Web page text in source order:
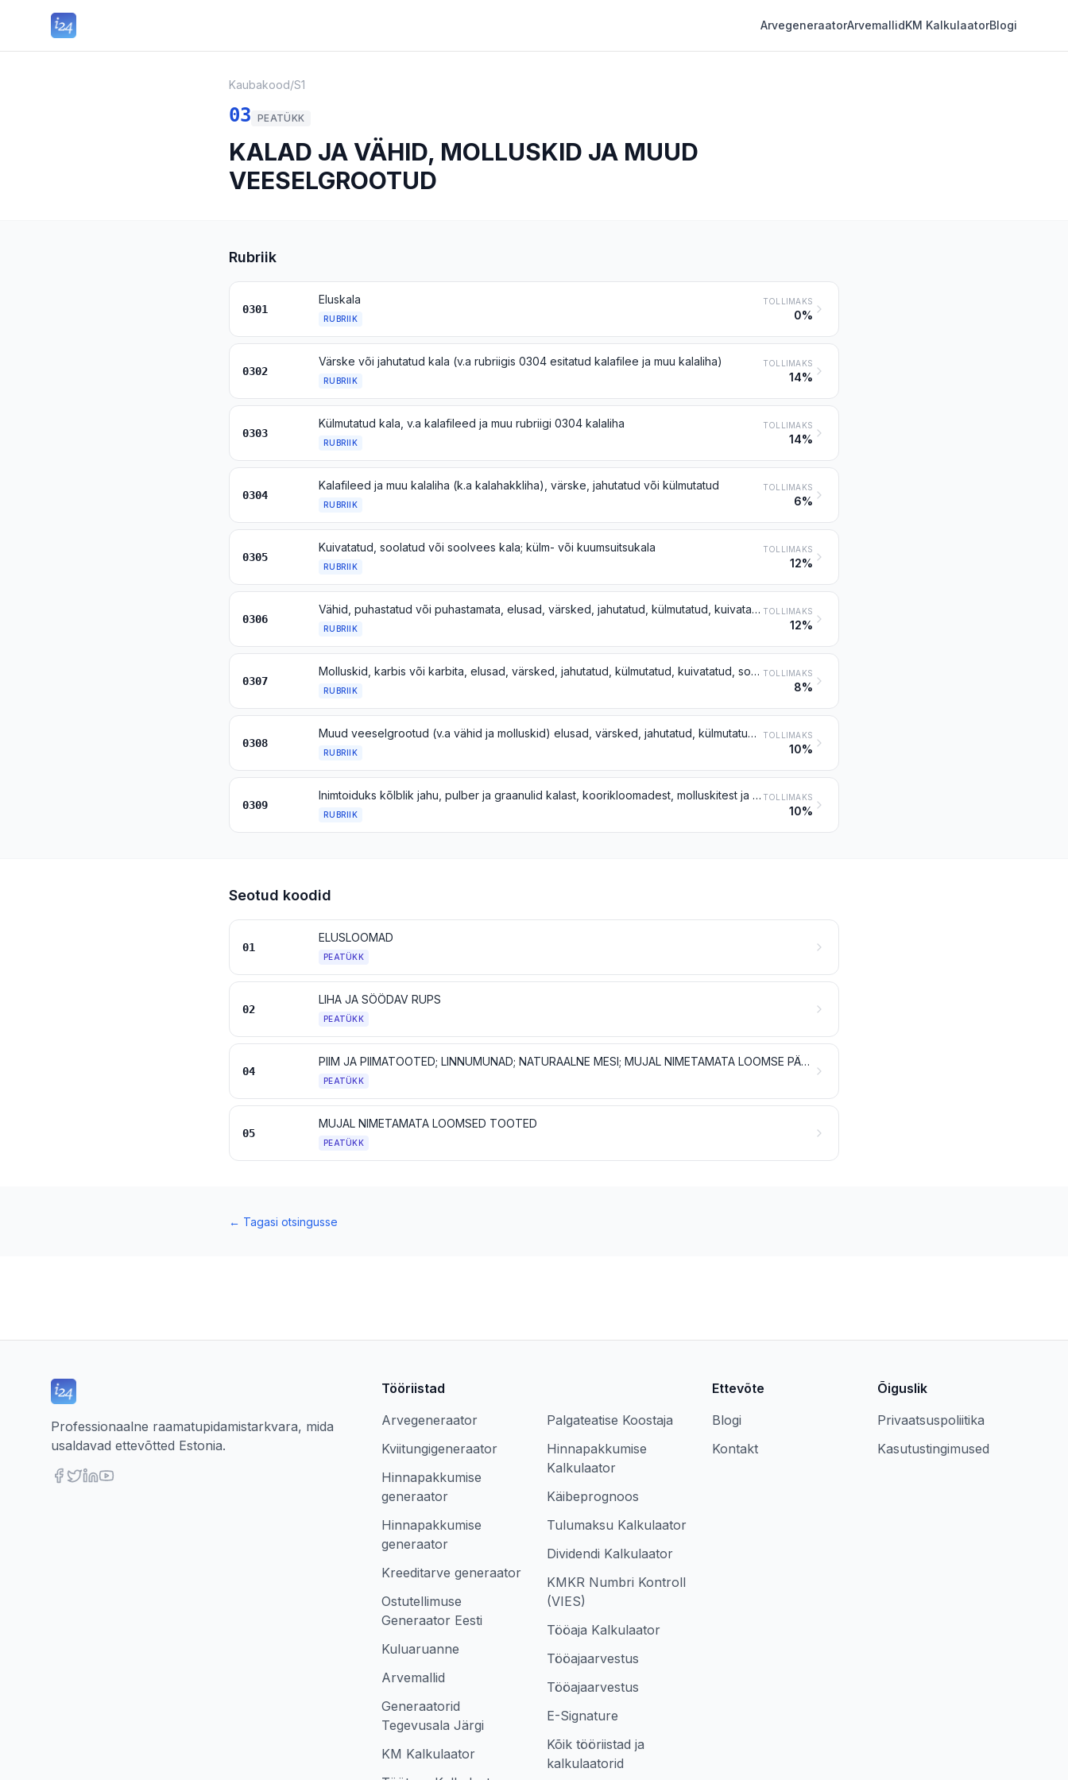
ArvegeneraatorArvemallidKM KalkulaatorBlogi
Kaubakood/S1
03 PEATÜKK
KALAD JA VÄHID, MOLLUSKID JA MUUD
VEESELGROOTUD
Rubriik
0301
Eluskala
RUBRIIK
TOLLIMAKS
0%
0302
Värske või jahutatud kala (v.a rubriigis 0304 esitatud kalafilee ja muu kalaliha)
RUBRIIK
TOLLIMAKS
14%
0303
Külmutatud kala, v.a kalafileed ja muu rubriigi 0304 kalaliha
RUBRIIK
TOLLIMAKS
14%
0304
Kalafileed ja muu kalaliha (k.a kalahakkliha), värske, jahutatud või külmutatud
RUBRIIK
TOLLIMAKS
6%
0305
Kuivatatud, soolatud või soolvees kala; külm- või kuumsuitsukala
RUBRIIK
TOLLIMAKS
12%
0306
Vähid, puhastatud või puhastamata, elusad, värsked, jahutatud, külmutatud, kuivatatud, soolatud või soolvees; suitsutatud vähid, puhastatud või puhastamata, kuumtöödeldud enne suitsutamist või suitsutamise käigus või mitte; vees või aurus keedetud vähid (puhastamata), jahutatud, külmutatud, kuivatatud, soolatud, soolvees või mitte
RUBRIIK
TOLLIMAKS
12%
0307
Molluskid, karbis või karbita, elusad, värsked, jahutatud, külmutatud, kuivatatud, soolatud või soolvees; suitsutatud molluskid , karbis või karbita, kuumtöödeldud enne suitsutamist või suitsutamise käigus või mitte
RUBRIIK
TOLLIMAKS
8%
0308
Muud veeselgrootud (v.a vähid ja molluskid) elusad, värsked, jahutatud, külmutatud, kuivatatud, soolatud või soolvees; suitsutatud veeselgrootud (v.a vähid ja molluskid), enne suitsutamist või suitsutamise käigus kuumtöödeldud või mitte
RUBRIIK
TOLLIMAKS
10%
0309
Inimtoiduks kõlblik jahu, pulber ja graanulid kalast, koorikloomadest, molluskitest ja muudest veeselgrootutest
RUBRIIK
TOLLIMAKS
10%
Seotud koodid
01
ELUSLOOMAD
PEATÜKK
02
LIHA JA SÖÖDAV RUPS
PEATÜKK
04
PIIM JA PIIMATOOTED; LINNUMUNAD; NATURAALNE MESI; MUJAL NIMETAMATA LOOMSE PÄRITOLUGA TOIDUAINED
PEATÜKK
05
MUJAL NIMETAMATA LOOMSED TOOTED
PEATÜKK
← Tagasi otsingusse
Professionaalne raamatupidamistarkvara, mida
usaldavad ettevõtted Estonia.
Tööriistad
Arvegeneraator
Kviitungigeneraator
Hinnapakkumise
generaator
Hinnapakkumise
generaator
Kreeditarve generaator
Ostutellimuse
Generaator Eesti
Kuluaruanne
Arvemallid
Generaatorid
Tegevusala Järgi
KM Kalkulaator
Palgateatise Koostaja
Hinnapakkumise
Kalkulaator
Käibeprognoos
Tulumaksu Kalkulaator
Dividendi Kalkulaator
KMKR Numbri Kontroll
(VIES)
Tööaja Kalkulaator
Tööajaarvestus
Tööajaarvestus
E-Signature
Kõik tööriistad ja
kalkulaatorid
Ettevõte
Blogi
Kontakt
Õiguslik
Privaatsuspoliitika
Kasutustingimused